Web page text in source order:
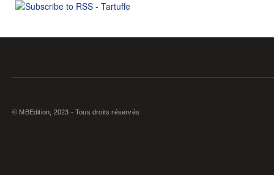
© MBEdition, 2023 - Tous droits réservés